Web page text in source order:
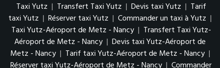
Taxi Yutz | Transfert Taxi Yutz | Devis taxi Yutz | Tarif
taxi Yutz | Réserver taxi Yutz | Commander un taxi à Yutz |
Taxi Yutz-Aéroport de Metz - Nancy | Transfert Taxi Yutz-
Aéroport de Metz - Nancy | Devis taxi Yutz-Aéroport de
Metz - Nancy | Tarif taxi Yutz-Aéroport de Metz - Nancy |